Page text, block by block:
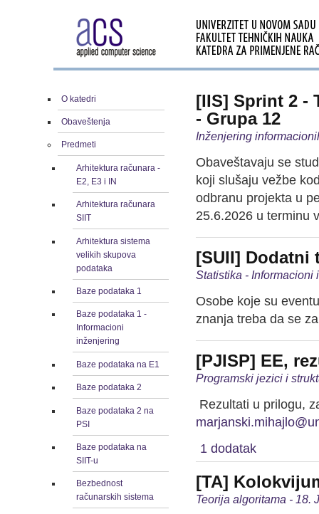
O katedri
Obaveštenja
Predmeti
Arhitektura računara -
E2, E3 i IN
Arhitektura računara
SIIT
Arhitektura sistema
velikih skupova
podataka
Baze podataka 1
Baze podataka 1 -
Informacioni
inženjering
Baze podataka na E1
Baze podataka 2
Baze podataka 2 na
PSI
Baze podataka na
SIIT-u
Bezbednost
računarskih sistema
[IIS] Sprint 2 -
- Grupa 12
Inženjering
Obaveštavaju se
koji slušaju vežbe
odbranu projekta u
25.6.2026 u terminu
[SUII] Dodatni
Statistika - Informacioni
Osobe koje su
znanja treba da se
[PJISP] EE,
Programski jezici i
Rezultati u prilogu,
1 dodatak
[TA]
Teorija algoritama - 18.